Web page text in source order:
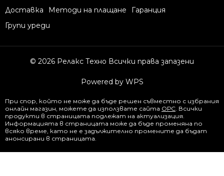
Доставка
Методи на плащане
Гаранция
Групи уреди
© 2026 Релакс Техно Всички права запазени
Powered by WPS
При спор, който не може да бъде решен съвместно с избрания
онлайн магазин, можете да използвате сайта ОРС. Всички
продукти в страницата подлежат на актуализация.
Информацията в страницата може да бъде променяна по
всяко време, като не е задължително промените да бъдат
анонсирани в страницата.